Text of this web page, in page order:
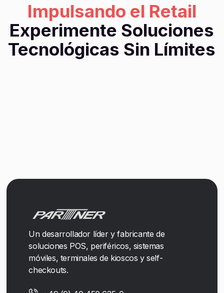
Impulsando el Retail
Experimente Soluciones
Tecnológicas Sin Límites
Un desarrollador líder y fabricante de
soluciones POS, periféricos, sistemas
móviles, terminales de kioscos y self-
checkouts.